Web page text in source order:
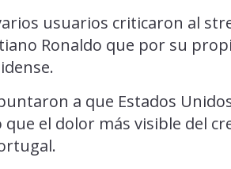
usuarios criticaron al
Ronaldo que por su
a que Estados
que el dolor más visible del